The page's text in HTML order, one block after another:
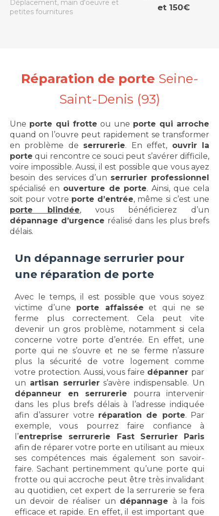
Déplacement, main d'oeuvre et
petites fournitures
et 150€
Réparation de porte Seine-
Saint-Denis (93)
Une porte qui frotte ou une porte qui arroche
quand on l’ouvre peut rapidement se transformer
en problème de serrurerie. En effet, ouvrir la
porte qui rencontre ce souci peut s’avérer difficile,
voire impossible. Aussi, il est possible que vous ayez
besoin des services d’un serrurier professionnel
spécialisé en ouverture de porte. Ainsi, que cela
soit pour votre porte d’entrée, même si c’est une
porte blindée, vous bénéficierez d’un
dépannage d’urgence réalisé dans les plus brefs
délais.
Un dépannage serrurier pour
une réparation de porte
Avec le temps, il est possible que vous soyez
victime d’une porte affaissée et qui ne se
ferme plus correctement. Cela peut vite
devenir un gros problème, notamment si cela
concerne votre porte d’entrée. En effet, une
porte qui ne s’ouvre et ne se ferme n’assure
plus la sécurité de votre logement comme
votre protection. Aussi, vous faire dépanner par
un artisan serruriers’avère indispensable. Un
dépanneur en serrurerie pourra intervenir
dans les plus brefs délais à l’adresse indiquée
afin d’assurer votre réparation de porte. Par
exemple, vous pourrez faire confiance à
l’entreprise serrurerie Fast Serrurier Paris
afin de réparer votre porte en utilisant au mieux
ses compétences mais également son savoir-
faire. Sachant pertinemment qu’une porte qui
frotte ou qui accroche peut être très invalidant
au quotidien, cet expert de la serrurerie se fera
un devoir de réaliser un dépannage à la fois
efficace et rapide. En effet, il est important que